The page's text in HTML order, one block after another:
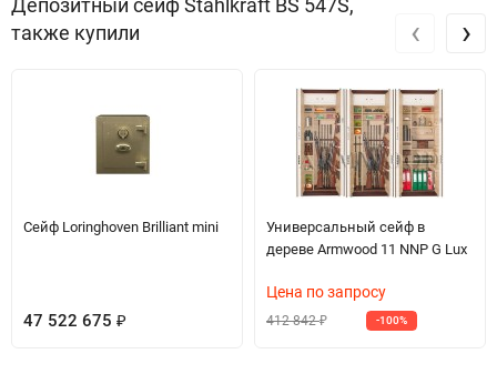
также купили
Сейф Loringhoven Brilliant mini
47 522 675 ₽
Универсальный сейф в
дереве Armwood 11 NNP G Lux
Цена по запросу
412 842₽ -100%
‹ ›